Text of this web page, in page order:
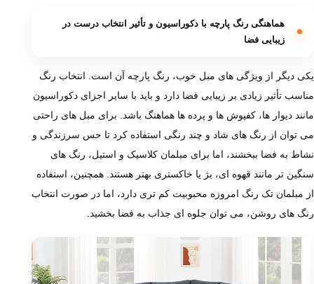
هماهنگی رنگ پارچه با دکوراسیون و تأثیر انتخاب درست در
زیبایی فضا
یکی دیگر از ویژگی‌ های مبل خوب، رنگ پارچه آن است. انتخاب رنگ
مناسب تأثیر زیادی بر زیبایی فضا دارد و باید با سایر اجزای دکوراسیون
مانند دیوار ها، کفپوش ها و پرده ها هماهنگ باشد. برای مبل‌ های راحتی
می ‌توان از رنگ ‌های شاد و چند رنگی استفاده کرد تا حس سرزندگی و
نشاط به فضا ببخشند، اما برای مبلمان کلاسیک و استیل، رنگ ‌های
سنگین تر مانند قهوه‌ ای، بژ یا خاکستری بهتر هستند. همچنین، استفاده
از مبلمان تک رنگ امروزه محبوبیت کم تری دارد، اما در صورت انتخاب
رنگ‌ های روشن، می ‌توان جلوه‌ ای جذاب به فضا بخشید.